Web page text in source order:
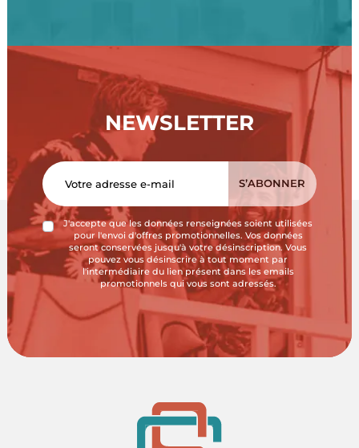
NEWSLETTER
J'accepte que les données renseignées soient utilisées
pour l'envoi d'offres promotionnelles. Vos données
seront conservées jusqu'à votre désinscription. Vous
pouvez vous désinscrire à tout moment par
l'intermédiaire du lien présent dans les emails
promotionnels qui vous sont adressés.